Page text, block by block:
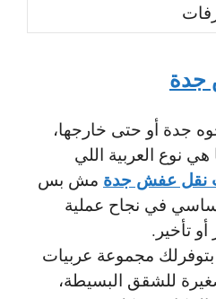
جدة
جدة أو حتى خارجها،
نوع العربية اللي
نقل عفش جدة مش بس
في نجاح عملية
تأخير.
بتوفرلك مجموعة عربيات
للشقق البسيطة،